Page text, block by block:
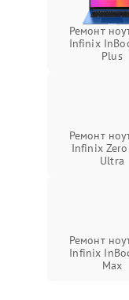
Ремонт
Infinix
Plus
Ремонт
Infinix
Ultra
Ремонт
Infinix
Max